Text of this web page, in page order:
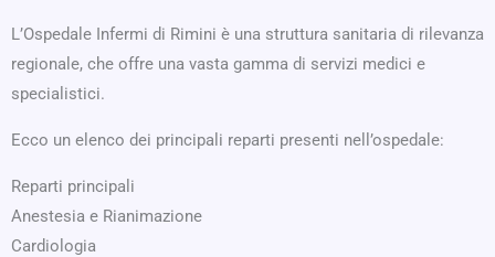
L’Ospedale Infermi di Rimini è una struttura sanitaria di rilevanza
regionale, che offre una vasta gamma di servizi medici e
specialistici.
Ecco un elenco dei principali reparti presenti nell’ospedale:
Reparti principali
Anestesia e Rianimazione
Cardiologia